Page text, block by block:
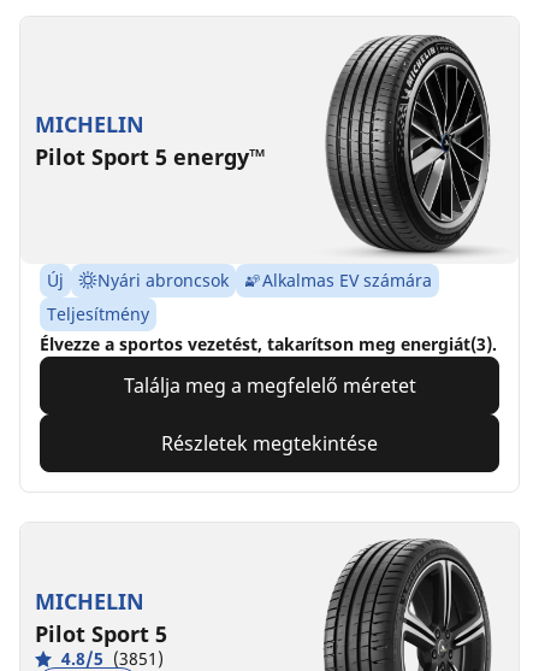
MICHELIN
Pilot Sport 5 energy™
Új Nyári abroncsok
Alkalmas EV számára
Teljesítmény
Élvezze a sportos vezetést, takarítson meg energiát(3).
Találja meg a megfelelő méretet
Részletek megtekintése
MICHELIN
Pilot Sport 5
4.8/5 (3851)